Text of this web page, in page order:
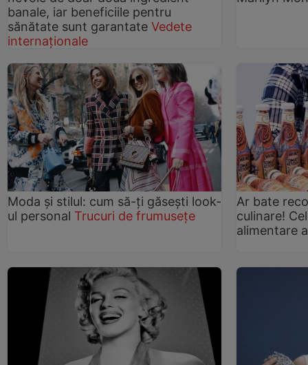
banale, iar beneficiile pentru
sănătate sunt garantate Vedete
internaționale
Moda și stilul: cum să-ți găsești look-
ul personal Trucuri de frumusețe
Ar bate
culinare!
alimentare